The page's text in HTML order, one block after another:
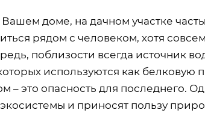
доме, на дачном участке
рядом с человеком, хотя
поблизости всегда источник
используются как белковую
– это опасность для последнего.
и приносят пользу